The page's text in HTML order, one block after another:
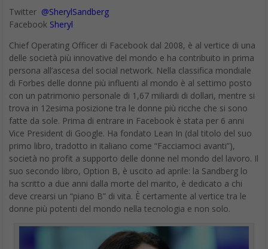
Chief Operating Officer di Facebook dal 2008, è al vertice di una
delle società più innovative del mondo e ha contribuito in prima
persona all’ascesa del social network. Nella classifica mondiale
di Forbes delle donne più influenti al mondo è al settimo posto
con un patrimonio personale di 1,67 miliardi di dollari, mentre si
trova in 12esima posizione tra le donne più ricche che si sono
fatte da sole. Prima di entrare in Facebook è stata per 6 anni
Vice President di Google. Ha fondato Lean In (dal titolo del suo
primo libro, tradotto in italiano come “Facciamoci avanti”),
società no profit a supporto delle donne nel mondo del lavoro. Il
suo secondo libro, Option B, è uscito ad aprile: la Sandberg lo
ha scritto a due anni dalla morte del marito, è dedicato a chi
deve crearsi un “piano B” di vita. È certamente al vertice tra le
donne più potenti del mondo nella tecnologia e non solo.